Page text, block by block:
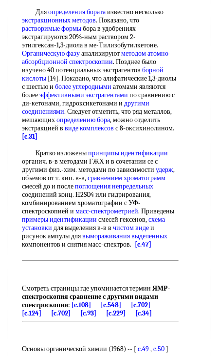
Дляопределения боратаизвестно несколько
экстракционных методов. Показано, что
растворимые формыбора в удобрениях
экстрагируются 20%-ным раствором 2-
этилгексан-1,3-диола в ме-Тилизобутилкетоне.
Органическую фазуанализируютметодом атомно-
абсорбционной спектроскопии. Позднее было
изучено 40 потенциальных экстрагентов борной
кислоты [14]. Показано, что алифатические 1,3-диолы
с шестью и более углеродными атомами являются
болееэффективными экстрагентами по сравнению с
ди-кетонами, гидроксикетонами и другими
соединениями. Следует отметить, что ряд металлов,
мешающихопределению бора, можно отделить
экстракцией в виде комплексов с 8-оксихинолином.
[c.31]
Кратко изложеныпринципы идентификации
органич. в-в методами ГЖХ и в сочетании се с
другими физ.-хим. методами по зависимости удерж,
объемов от т. кип. в-в,сравнением хроматограмм
смесей до и послепоглощения непредельных
соединений конц. H2SO4 или гидрирования,
комбинированием хроматографии с УФ-
спектроскопией и масс-спектрометрией. Приведены
примеры идентификации смесей гексенов,схема
установки для выделения в-в в чистом видеи
рисунок ампулы длявымораживания выделенных
компонентов и снятия масс-спектров.
[c.47]
Смотреть страницы где упоминается термин ЯМР-
спектроскопия сравнение с другими видами
спектроскопии: [c.108] [c.548]
[c.702]
[c.124]
[c.702] [c.93] [c.229] [c.34]
Основы органической химии (1968) -- [ c.49,c.50]